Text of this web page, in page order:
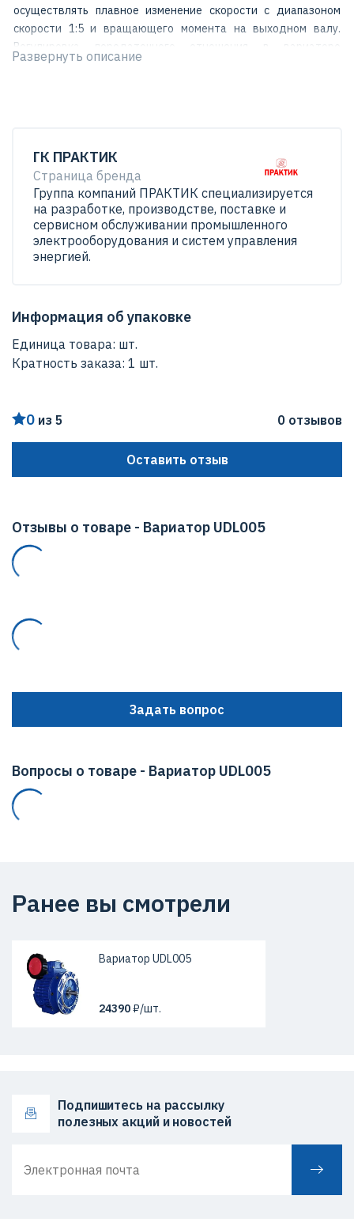
осуществлять плавное изменение скорости с диапазоном
скорости 1:5 и вращающего момента на выходном валу.
Регулировка передаточного отношения в вариаторе
осуществляется благодаря использованию клиновых
Условное обозначение Вариатора
Вариатор UDL005
UDL - тип вариатора (UDT - чугунный корпус, UDL -
алюминиевый корпус)
005 - габарит вариатора
Развернуть описание
ГК ПРАКТИК
Страница бренда
Группа компаний ПРАКТИК специализируется
на разработке, производстве, поставке и
сервисном обслуживании промышленного
электрооборудования и систем управления
энергией.
Информация об упаковке
Единица товара: шт.
Кратность заказа: 1 шт.
0 из 5 0 отзывов
Оставить отзыв
Отзывы о товаре - Вариатор UDL005
Задать вопрос
Вопросы о товаре - Вариатор UDL005
Ранее вы смотрели
Вариатор UDL005
24390₽/шт.
Подпишитесь на рассылку
полезных акций и новостей